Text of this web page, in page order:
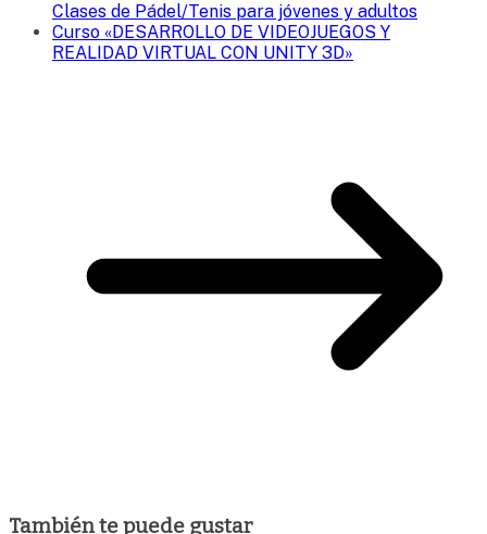
Clases de Pádel/Tenis para jóvenes y adultos
Curso «DESARROLLO DE VIDEOJUEGOS Y
REALIDAD VIRTUAL CON UNITY 3D»
También te puede gustar